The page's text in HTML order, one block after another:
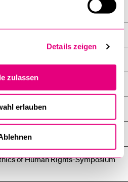
Details zeigen
zulassen
erlauben
Lecture
of Human Rights-Symposium